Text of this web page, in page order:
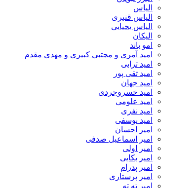
الیاس
الیاس قنبرى
الیاس یحیایی
الیکان
امو باند
امید آمری و مجتبی کبیری و مهدى مقدم
امید ترابی
امید تقی پور
امید جهان
امید خسروجردی
امید علومی
امید نفری
امید یوسفی
امیر احسان
امیر اسماعیل صدفی
امیر اولی
امیر بکایی
امیر پدرام
امیر پرستاری
امیر ته ته